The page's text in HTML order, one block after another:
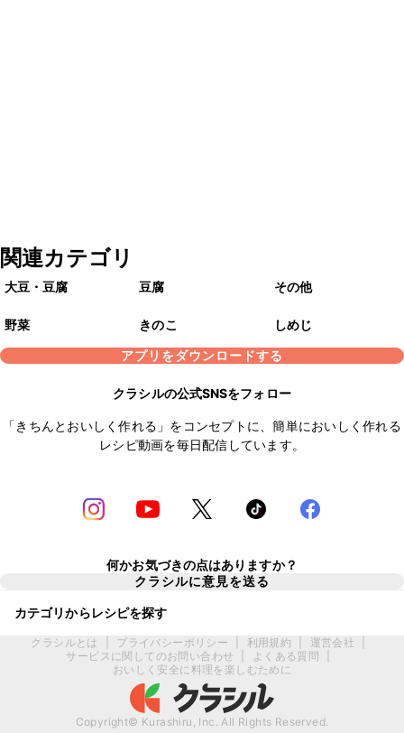
関連カテゴリ
大豆・豆腐 豆腐 その他
野菜 きのこ
しめじ
アプリをダウンロードする
クラシルの公式SNSをフォロー
「きちんとおいしく作れる」をコンセプトに、簡単においしく作れる
レシピ動画を毎日配信しています。
何かお気づきの点はありますか？
クラシルに意見を送る
カテゴリからレシピを探す
クラシルとは プライバシーポリシー 利用規約 運営会社
サービスに関してのお問い合わせ
よくある質問
おいしく安全に料理を楽しむために
Copyright© Kurashiru, Inc. All Rights Reserved.